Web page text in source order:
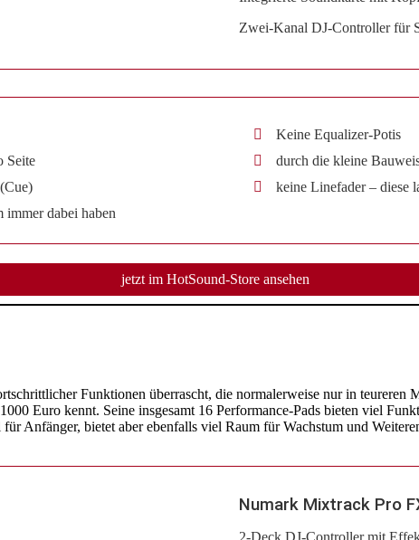
Zwei-Kanal DJ-Controller für
Seite
immer dabei haben
Keine Equalizer-Potis
durch die kleine
keine Linefader – diese
jetzt im HotSound-Store ansehen
Funktionen überrascht, die normalerweise nur in teureren
Euro kennt. Seine insgesamt 16 Performance-Pads bieten viel
Anfänger, bietet aber ebenfalls viel Raum für Wachstum und
Numark Mixtrack Pro